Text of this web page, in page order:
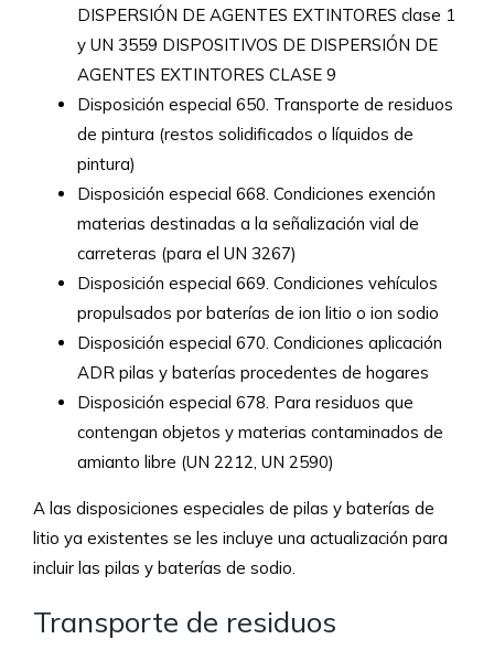
DISPERSIÓN DE AGENTES EXTINTORES clase 1
y UN 3559 DISPOSITIVOS DE DISPERSIÓN DE
AGENTES EXTINTORES CLASE 9
Disposición especial 650. Transporte de residuos
de pintura (restos solidificados o líquidos de
pintura)
Disposición especial 668. Condiciones exención
materias destinadas a la señalización vial de
carreteras (para el UN 3267)
Disposición especial 669. Condiciones vehículos
propulsados por baterías de ion litio o ion sodio
Disposición especial 670. Condiciones aplicación
ADR pilas y baterías procedentes de hogares
Disposición especial 678. Para residuos que
contengan objetos y materias contaminados de
amianto libre (UN 2212, UN 2590)
A las disposiciones especiales de pilas y baterías de
litio ya existentes se les incluye una actualización para
incluir las pilas y baterías de sodio.
Transporte de residuos